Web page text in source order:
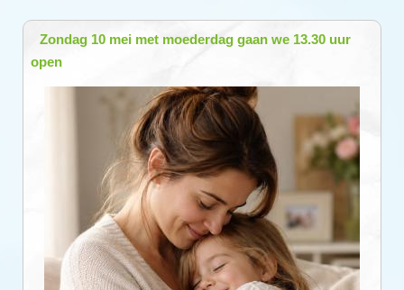
Zondag 10 mei met moederdag gaan we 13.30 uur
open